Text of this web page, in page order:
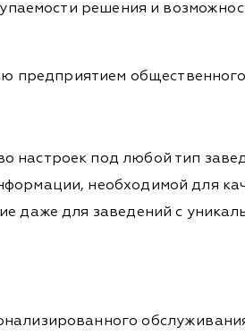
решения и
предприятием
настроек под любой тип
необходимой для
даже для заведений с